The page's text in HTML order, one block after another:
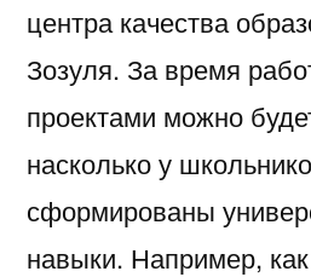
центра качества
Зозуля. За время
проектами можно
насколько у
сформированы
навыки. Например,